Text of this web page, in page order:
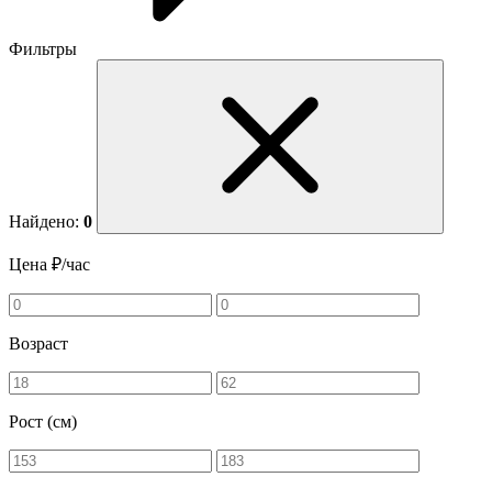
Фильтры
Найдено: 0
Цена ₽/час
Возраст
Рост (см)